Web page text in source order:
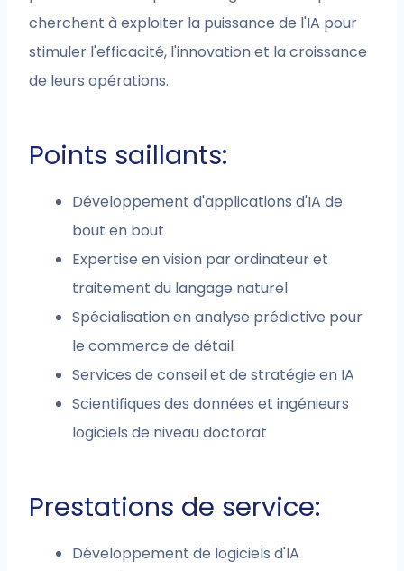
cherchent à exploiter la puissance de l'IA pour
stimuler l'efficacité, l'innovation et la croissance
de leurs opérations.
Points saillants:
Développement d'applications d'IA de
bout en bout
Expertise en vision par ordinateur et
traitement du langage naturel
Spécialisation en analyse prédictive pour
le commerce de détail
Services de conseil et de stratégie en IA
Scientifiques des données et ingénieurs
logiciels de niveau doctorat
Prestations de service:
Développement de logiciels d'IA